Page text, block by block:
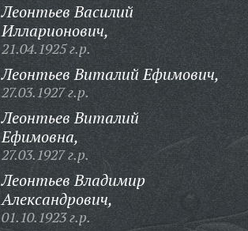
Леонтьев Василий
Илларионович,
21.04.1925 г.р.
Леонтьев Виталий Ефимович,
27.03.1927 г.р.
Леонтьев Виталий
Ефимовна,
27.03.1927 г.р.
Леонтьев Владимир
Александрович,
01.10.1923 г.р.